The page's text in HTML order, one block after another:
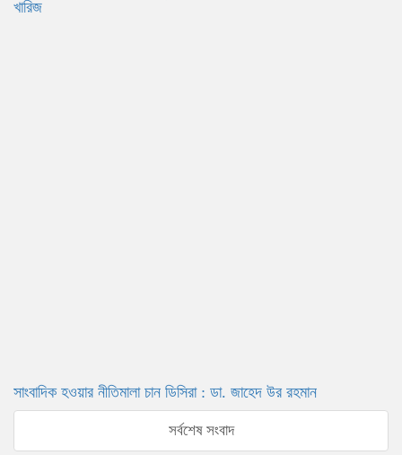
খারিজ
সাংবাদিক হওয়ার নীতিমালা চান ডিসিরা : ডা. জাহেদ উর রহমান
সর্বশেষ সংবাদ